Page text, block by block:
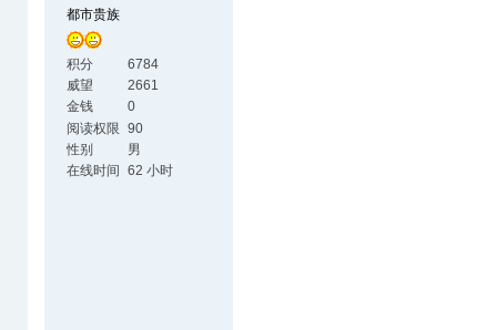
都市贵族
积分
6784
威望
2661
金钱
0
阅读权限 90
性别
男
在线时间
62 小时